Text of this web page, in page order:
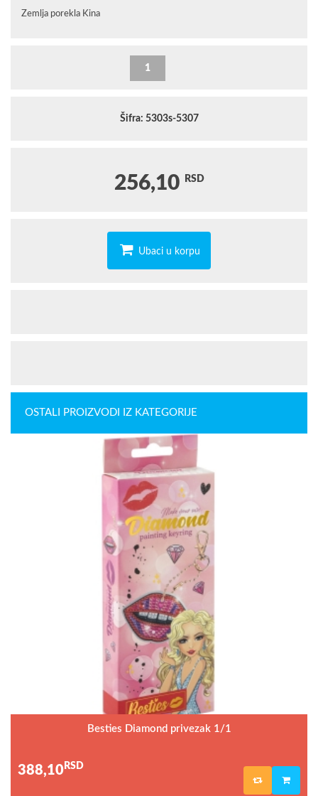
Zemlja porekla Kina
Šifra: 5303s-5307
256,10 RSD
Ubaci u korpu
OSTALI PROIZVODI IZ KATEGORIJE
Besties Diamond privezak 1/1
388,10 RSD